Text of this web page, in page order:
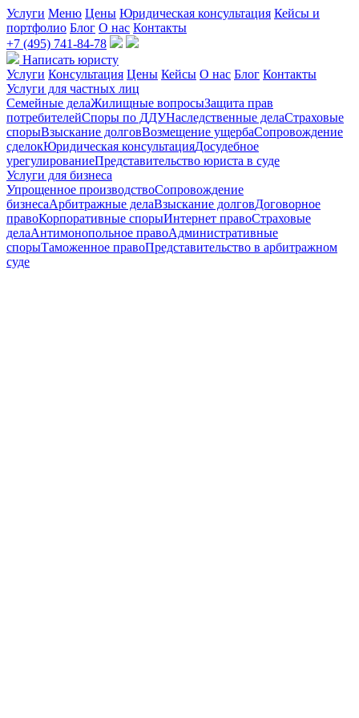
Услуги Меню Цены Юридическая консультация Кейсы и
портфолио Блог О нас Контакты
+7 (495) 741-84-78
Написать юристу
Услуги Консультация Цены Кейсы О нас Блог Контакты
Услуги для частных лиц
Семейные делаЖилищные вопросыЗащита прав
потребителейСпоры по ДДУНаследственные делаСтраховые
спорыВзыскание долговВозмещение ущербаСопровождение
сделокЮридическая консультацияДосудебное
урегулированиеПредставительство юриста в суде
Услуги для бизнеса
Упрощенное производствоСопровождение
бизнесаАрбитражные делаВзыскание долговДоговорное
правоКорпоративные спорыИнтернет правоСтраховые
делаАнтимонопольное правоАдминистративные
спорыТаможенное правоПредставительство в арбитражном
суде